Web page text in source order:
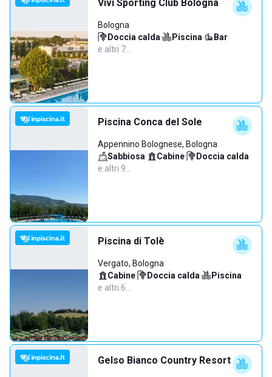
Vivi Sporting Club Bologna
Bologna
Doccia calda· Piscina· Bar·
e altri 7…
Piscina Conca del Sole
Appennino Bolognese, Bologna
Sabbiosa· Cabine· Doccia calda·
e altri 9…
Piscina di Tolè
Vergato, Bologna
Cabine· Doccia calda· Piscina·
e altri 6…
Gelso Bianco Country Resort